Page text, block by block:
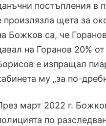
постъпления в
произлязла щета за
Божков са, че
на Горанов 20%
е изпращал
му „за по-
март 2022 г.
по